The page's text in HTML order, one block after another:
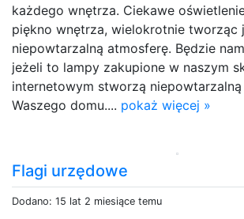
każdego wnętrza. Ciekawe
piękno wnętrza, wielokrotnie tworząc
niepowtarzalną atmosferę. Będzie
jeżeli to lampy zakupione w naszym
internetowym stworzą
Waszego domu.... pokaż więcej »
Flagi urzędowe
Dodano: 15 lat 2 miesiące temu